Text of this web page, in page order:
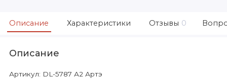
Описание Характеристики Отзывы 0
Описание
Артикул: DL-5787 А2 Артэ